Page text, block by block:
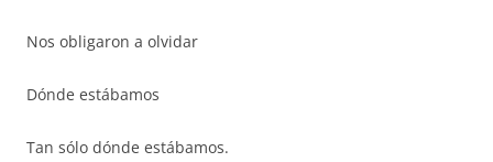
Nos obligaron a olvidar
Dónde estábamos
Tan sólo dónde estábamos.